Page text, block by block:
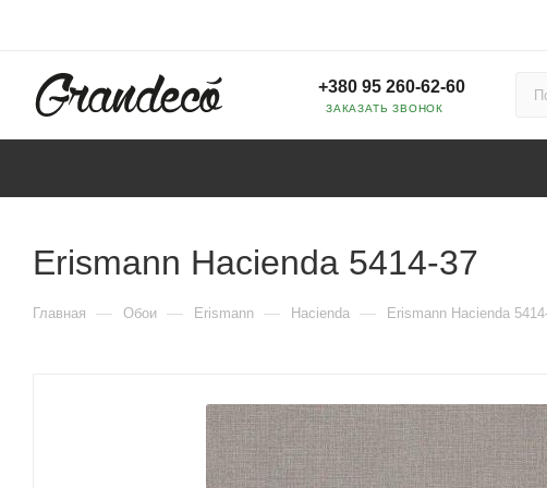
+380 95 260-62-60
ЗАКАЗАТЬ ЗВОНОК
Erismann Hacienda 5414-37
Главная — Обои — Erismann — Hacienda — Erismann Hacienda